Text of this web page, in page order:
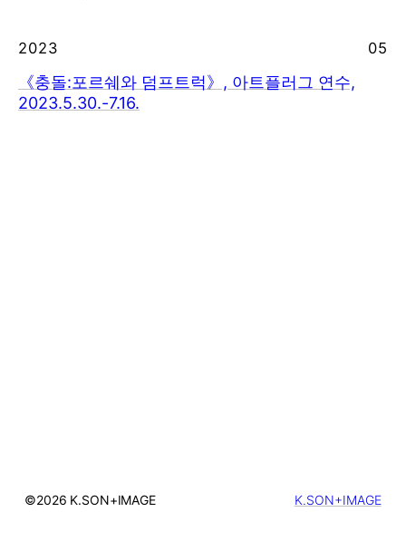
2023 05
《충돌:포르쉐와 덤프트럭》, 아트플러그 연수,
2023.5.30.-7.16.
©2026 K.SON+IMAGE K.SON+IMAGE